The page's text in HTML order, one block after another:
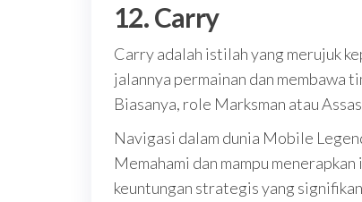
12. Carry
Carry adalah istilah yang merujuk
jalannya permainan dan membawa
Biasanya, role Marksman atau
Navigasi dalam dunia Mobile
Memahami dan mampu
keuntungan strategis yang